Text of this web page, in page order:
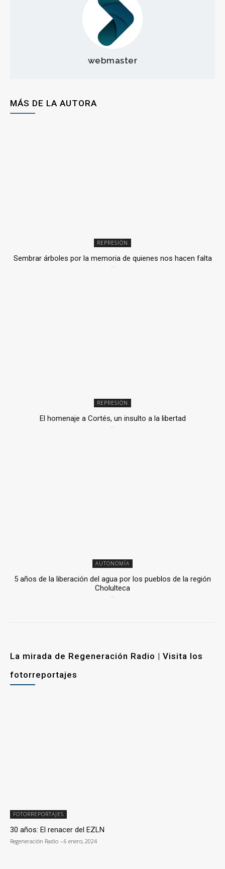
webmaster
MÁS DE LA AUTORA
REPRESIÓN
Sembrar árboles por la memoria de quienes nos hacen falta
REPRESIÓN
El homenaje a Cortés, un insulto a la libertad
AUTONOMÍA
5 años de la liberación del agua por los pueblos de la región
Cholulteca
La mirada de Regeneración Radio | Visita los
fotorreportajes
FOTORREPORTAJES
30 años: El renacer del EZLN
Regeneración Radio - 6 enero, 2024